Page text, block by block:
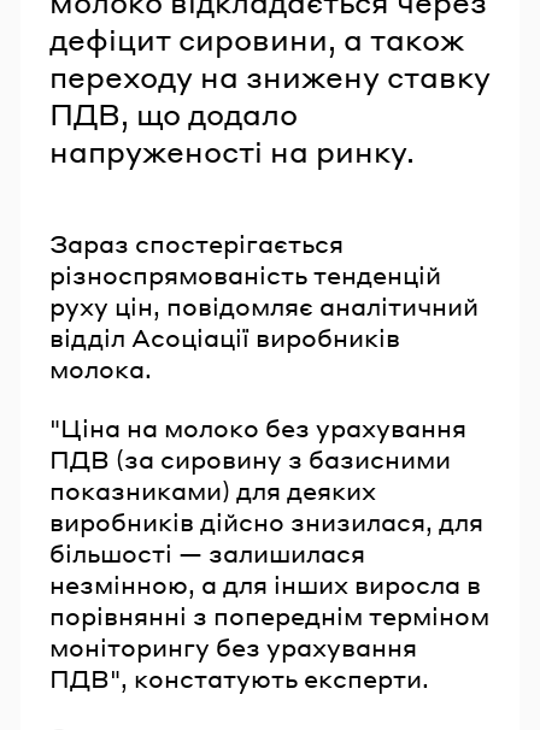
дефіцит сировини, а також
переходу на знижену ставку
ПДВ, що додало
напруженості на ринку.
Зараз спостерігається
різноспрямованість тенденцій
руху цін, повідомляє аналітичний
відділ Асоціації виробників
молока.
"Ціна на молоко без урахування
ПДВ (за сировину з базисними
показниками) для деяких
виробників дійсно знизилася, для
більшості — залишилася
незмінною, а для інших виросла в
порівнянні з попереднім терміном
моніторингу без урахування
ПДВ", констатують експерти.